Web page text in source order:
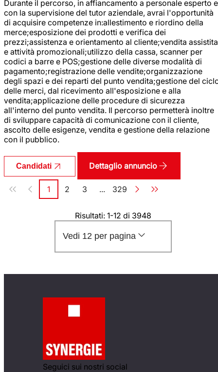
Durante il percorso, in affiancamento a personale esperto e
con la supervisione del tutor aziendale, avrai l'opportunità
di acquisire competenze in:allestimento e riordino della
merce;esposizione dei prodotti e verifica dei
prezzi;assistenza e orientamento al cliente;vendita assistita
e attività promozionali;utilizzo della cassa, scanner per
codici a barre e POS;gestione delle diverse modalità di
pagamento;registrazione delle vendite;organizzazione
degli spazi e dei reparti del punto vendita;gestione del
delle merci, dal ricevimento all'esposizione e alla
vendita;applicazione delle procedure di sicurezza
all'interno del punto vendita. Il percorso permetterà inoltre
di sviluppare capacità di comunicazione con il cliente,
ascolto delle esigenze, vendita e gestione della relazione
con il pubblico.
Candidati Dettaglio annuncio
Paginazione
Pagina
1 Pagina
2 Pagina
3 ... Pagina
329
Risultati: 1-12 di 3948
Vedi 12 per pagina
Seguici sui nostri social